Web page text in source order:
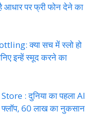
आधार पर फ्री फोन देने का
क्या सच में स्लो हो
इन्हें स्मूद करने का
: दुनिया का पहला AI
फ्लॉप, 60 लाख का नुकसान